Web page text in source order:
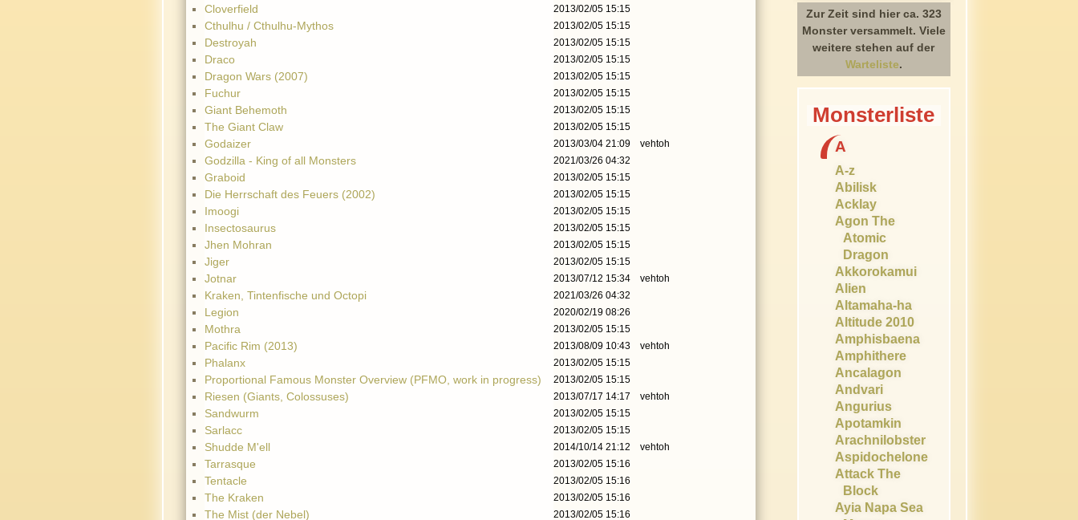
Cloverfield 2013/02/05 15:15
Cthulhu / Cthulhu-Mythos 2013/02/05 15:15
Destroyah 2013/02/05 15:15
Draco 2013/02/05 15:15
Dragon Wars (2007) 2013/02/05 15:15
Fuchur 2013/02/05 15:15
Giant Behemoth 2013/02/05 15:15
The Giant Claw 2013/02/05 15:15
Godaizer 2013/03/04 21:09 vehtoh
Godzilla - King of all Monsters 2021/03/26 04:32
Graboid 2013/02/05 15:15
Die Herrschaft des Feuers (2002) 2013/02/05 15:15
Imoogi 2013/02/05 15:15
Insectosaurus 2013/02/05 15:15
Jhen Mohran 2013/02/05 15:15
Jiger 2013/02/05 15:15
Jotnar 2013/07/12 15:34 vehtoh
Kraken, Tintenfische und Octopi 2021/03/26 04:32
Legion 2020/02/19 08:26
Mothra 2013/02/05 15:15
Pacific Rim (2013) 2013/08/09 10:43 vehtoh
Phalanx 2013/02/05 15:15
Proportional Famous Monster Overview (PFMO, work in progress) 2013/02/05 15:15
Riesen (Giants, Colossuses) 2013/07/17 14:17 vehtoh
Sandwurm 2013/02/05 15:15
Sarlacc 2013/02/05 15:15
Shudde M'ell 2014/10/14 21:12 vehtoh
Tarrasque 2013/02/05 15:16
Tentacle 2013/02/05 15:16
The Kraken 2013/02/05 15:16
The Mist (der Nebel) 2013/02/05 15:16
Zur Zeit sind hier ca. 323
Monster versammelt. Viele
weitere stehen auf der
Warteliste.
Monsterliste
A
A-z
Abilisk
Acklay
Agon The
Atomic
Dragon
Akkorokamui
Alien
Altamaha-ha
Altitude 2010
Amphisbaena
Amphithere
Ancalagon
Andvari
Angurius
Apotamkin
Arachnilobster
Aspidochelone
Attack The
Block
Ayia Napa Sea